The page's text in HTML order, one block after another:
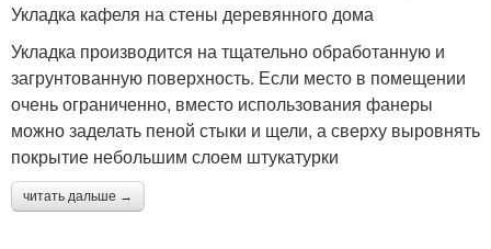
Укладка кафеля на стены деревянного дома
Укладка производится на тщательно обработанную и
загрунтованную поверхность. Если место в помещении
очень ограниченно, вместо использования фанеры
можно заделать пеной стыки и щели, а сверху выровнять
покрытие небольшим слоем штукатурки
читать дальше →